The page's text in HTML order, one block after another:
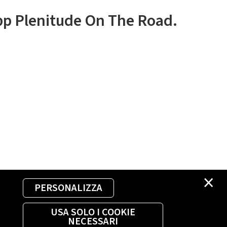
×
PERSONALIZZA
USA SOLO I COOKIE
NECESSARI
Plenitude On The Road.